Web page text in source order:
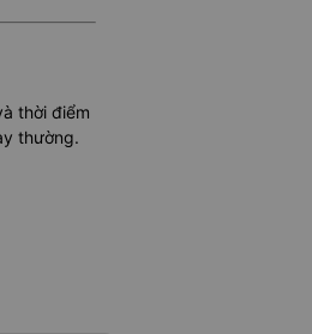
thời điểm
thường.